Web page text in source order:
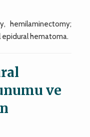
hemilaminectomy;
epidural hematoma.
ve